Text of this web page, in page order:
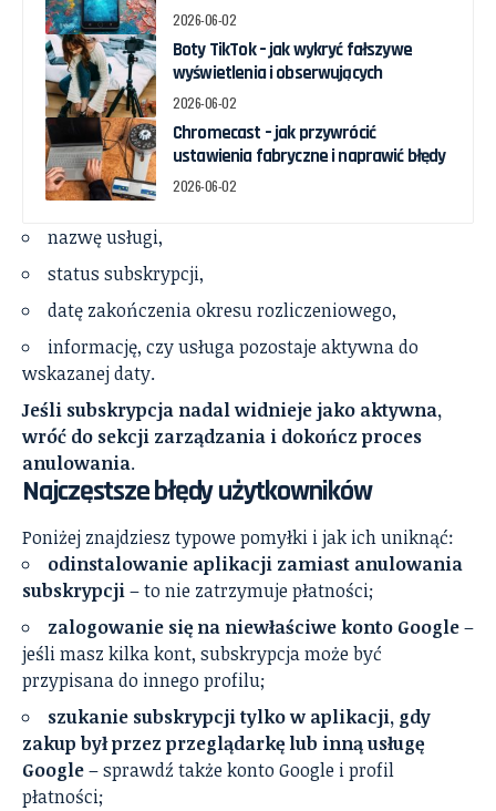
2026-06-02
Boty TikTok – jak wykryć fałszywe
wyświetlenia i obserwujących
2026-06-02
Chromecast – jak przywrócić
ustawienia fabryczne i naprawić błędy
2026-06-02
nazwę usługi,
status subskrypcji,
datę zakończenia okresu rozliczeniowego,
informację, czy usługa pozostaje aktywna do
wskazanej daty.
Jeśli subskrypcja nadal widnieje jako aktywna,
wróć do sekcji zarządzania i dokończ proces
anulowania.
Najczęstsze błędy użytkowników
Poniżej znajdziesz typowe pomyłki i jak ich uniknąć:
odinstalowanie aplikacji zamiast anulowania
subskrypcji– to nie zatrzymuje płatności;
zalogowanie się na niewłaściwe konto Google–
jeśli masz kilka kont, subskrypcja może być
przypisana do innego profilu;
szukanie subskrypcji tylko w aplikacji, gdy
zakup był przez przeglądarkę lub inną usługę
Google– sprawdź także konto Google i profil
płatności;